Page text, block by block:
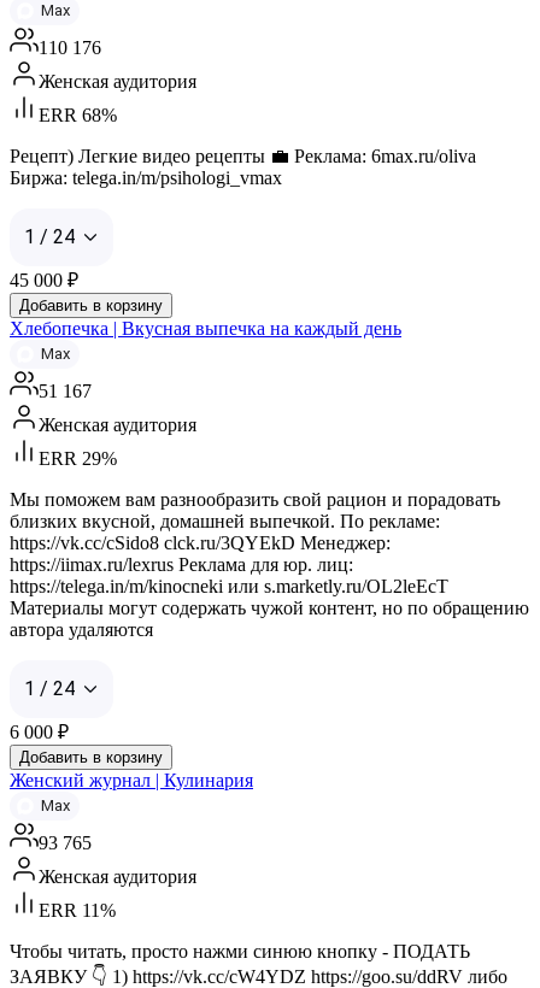
Max
110 176
Женская аудитория
ERR 68%
Рецепт) Легкие видео рецепты 💼 Реклама: 6max.ru/oliva
Биржа: telega.in/m/psihologi_vmax
1 / 24
45 000 ₽
Добавить в корзину
Хлебопечка | Вкусная выпечка на каждый день
Max
51 167
Женская аудитория
ERR 29%
Мы поможем вам разнообразить свой рацион и порадовать
близких вкусной, домашней выпечкой. По рекламе:
https://vk.cc/cSido8 clck.ru/3QYEkD Менеджер:
https://iimax.ru/lexrus Реклама для юр. лиц:
https://telega.in/m/kinocneki или s.marketly.ru/OL2leEcT
Материалы могут содержать чужой контент, но по обращению
автора удаляются
1 / 24
6 000 ₽
Добавить в корзину
Женский журнал | Кулинария
Max
93 765
Женская аудитория
ERR 11%
Чтобы читать, просто нажми синюю кнопку - ПОДАТЬ
ЗАЯВКУ 👇 1) https://vk.cc/cW4YDZ https://goo.su/ddRV либо